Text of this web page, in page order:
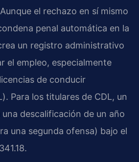
el rechazo en sí mismo
penal automática en la
un registro administrativo
el empleo, especialmente
de conducir
). Para los titulares de CDL, un
descalificación de un año
una segunda ofensa) bajo el
.